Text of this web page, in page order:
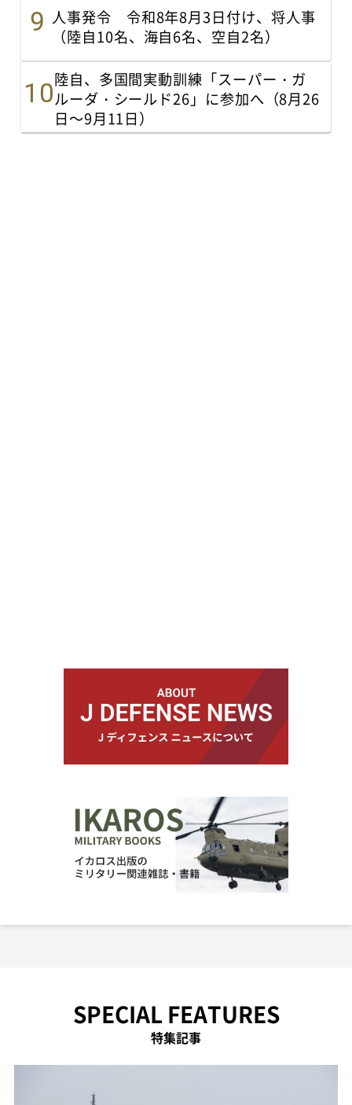
人事発令 令和8年8月3日付け、将人事
（陸自10名、海自6名、空自2名）
陸自、多国間実動訓練「スーパー・ガ
ルーダ・シールド26」に参加へ（8月26
日～9月11日）
SPECIAL FEATURES
特集記事